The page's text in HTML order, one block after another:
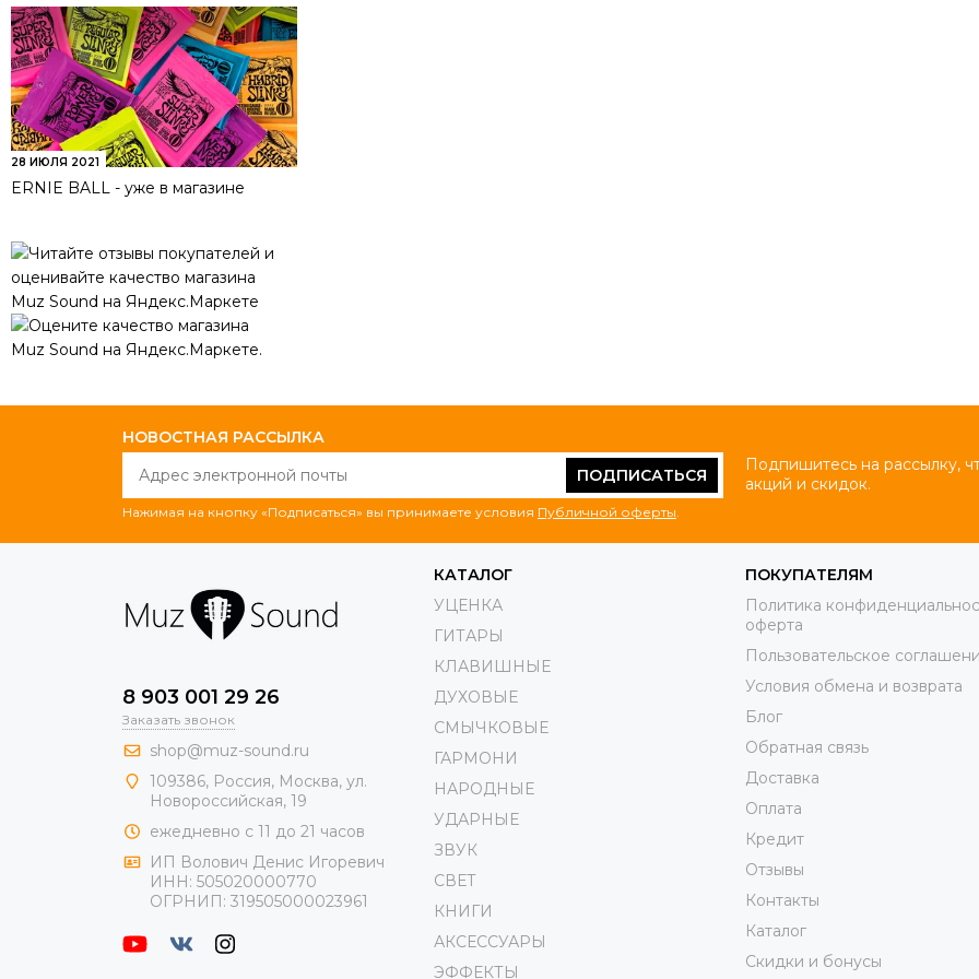
28 ИЮЛЯ 2021
ERNIE BALL - уже в магазине
НОВОСТНАЯ РАССЫЛКА
ПОДПИСАТЬСЯ
Нажимая на кнопку «Подписаться» вы принимаете условия Публичной оферты.
Подпишитесь на рассылку,
акций и скидок.
8 903 001 29 26
Заказать звонок
shop@muz-sound.ru
109386, Россия, Москва, ул.
Новороссийская, 19
ежедневно с 11 до 21 часов
ИП Волович Денис Игоревич
ИНН: 505020000770
ОГРНИП: 319505000023961
КАТАЛОГ
УЦЕНКА
ГИТАРЫ
КЛАВИШНЫЕ
ДУХОВЫЕ
СМЫЧКОВЫЕ
ГАРМОНИ
НАРОДНЫЕ
УДАРНЫЕ
ЗВУК
СВЕТ
КНИГИ
АКСЕССУАРЫ
ЭФФЕКТЫ
ПОКУПАТЕЛЯМ
Политика
оферта
Пользовательское
Условия обмена и возврата
Блог
Обратная связь
Доставка
Оплата
Кредит
Отзывы
Контакты
Каталог
Скидки и бонусы